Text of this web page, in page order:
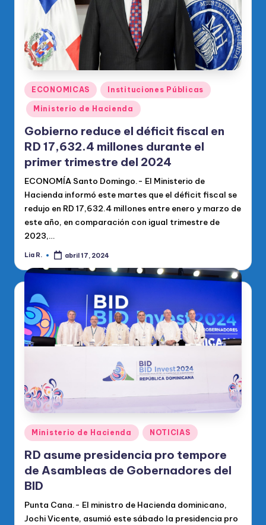
Publicado
en
ECONOMICAS Instituciones Públicas
Ministerio de Hacienda
Gobierno reduce el déficit fiscal en
RD 17,632.4 millones durante el
primer trimestre del 2024
ECONOMÍA Santo Domingo.- El Ministerio de
Hacienda informó este martes que el déficit fiscal se
redujo en RD 17,632.4 millones entre enero y marzo de
este año, en comparación con igual trimestre de
2023,…
Publicado
Lia R. abril 17, 2024
Publicado
en
Ministerio de Hacienda NOTICIAS
RD asume presidencia pro tempore
de Asambleas de Gobernadores del
BID
Punta Cana.- El ministro de Hacienda dominicano,
Jochi Vicente, asumió este sábado la presidencia pro